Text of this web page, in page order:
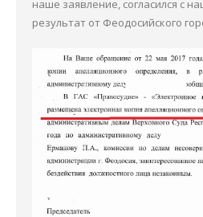
наше заявление, согласился с
результат от Феодосийского